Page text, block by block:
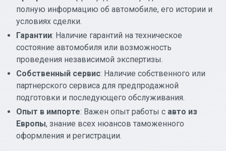
полную информацию об автомобиле, его истории и
условиях сделки.
Гарантии: Наличие гарантий на техническое
состояние автомобиля или возможность
проведения независимой экспертизы.
Собственный сервис: Наличие собственного или
партнерского сервиса для предпродажной
подготовки и последующего обслуживания.
Опыт в импорте: Важен опыт работы с авто из
Европы, знание всех нюансов таможенного
оформления и регистрации.